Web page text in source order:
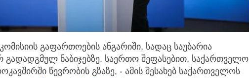
გაფართოების ანგარიში, სადაც საუბარია
ნაბიჯებზე. საერთო შეფასებით, საქართველო
წევრობის გზაზე, - ამის შესახებ საქართველოს